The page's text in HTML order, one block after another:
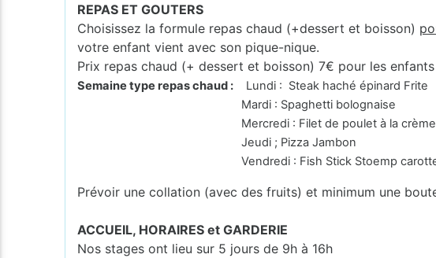
REPAS ET GOUTERS
Choisissez la formule repas chaud (+dessert et boisson)
votre enfant vient avec son pique-nique.
Prix repas chaud (+ dessert et boisson) 7€ pour les
Semaine type repas chaud : Lundi : Steak haché épinard Frite
Mardi : Spaghetti bolognaise
Mercredi : Filet de poulet à la crème choux
Jeudi ; Pizza Jambon
Vendredi : Fish Stick Stoemp
Prévoir une collation (avec des fruits) et minimum une
ACCUEIL, HORAIRES et GARDERIE
Nos stages ont lieu sur 5 jours de 9h à 16h